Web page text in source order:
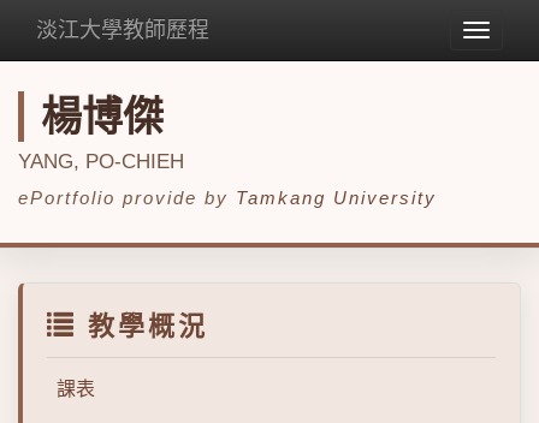
Toggle
淡江大學教師歷程
楊博傑
YANG, PO-CHIEH
ePortfolio provide by Tamkang University
教學概況
課表